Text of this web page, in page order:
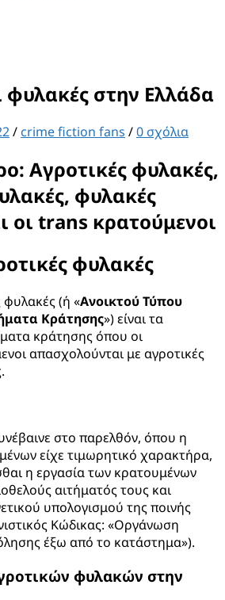
στην Ελλάδα
/ crime fiction fans /0 σχόλια
Αγροτικές φυλακές,
φυλακές
οι trans κρατούμενοι
φυλακές
φυλακές (ή «Ανοικτού Τύπου
Κράτησης») είναι τα
κράτησης όπου οι
απασχολούνται με αγροτικές
στο παρελθόν, όπου η
είχε τιμωρητικό χαρακτήρα,
η εργασία των κρατουμένων
αιτήματός τους και
υπολογισμού της ποινής
Κώδικας: «Οργάνωση
έξω από το κατάστημα»).
φυλακών στην